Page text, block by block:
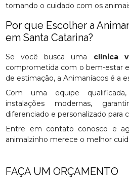
tornando o cuidado com os
Por que Escolher a
em Santa Catarina?
Se você busca uma clínica
comprometida com o bem-estar
de estimação, a Animaníacos é a
Com uma equipe
instalações modernas,
diferenciado e personalizado para
Entre em contato conosco e
animalzinho merece o melhor
FAÇA UM ORÇAMENTO